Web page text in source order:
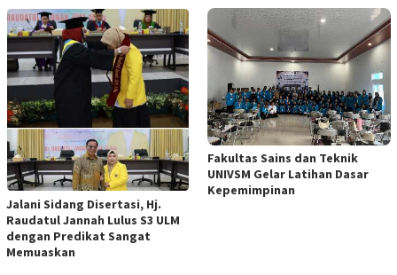
Jalani Sidang Disertasi, Hj.
Raudatul Jannah Lulus S3 ULM
dengan Predikat Sangat
Memuaskan
Fakultas Sains dan Teknik
UNIVSM Gelar Latihan Dasar
Kepemimpinan